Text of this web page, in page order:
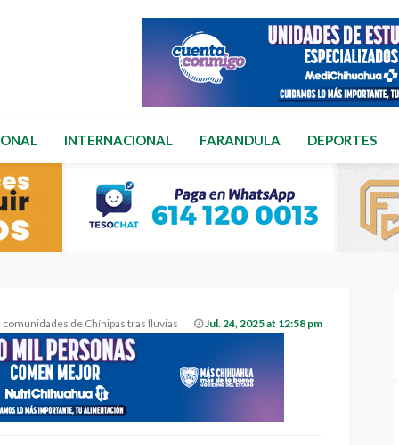
INTERNACIONAL FARANDULA DEPORTES
de Chínipas tras lluvias Jul. 24, 2025 at 12:58 pm